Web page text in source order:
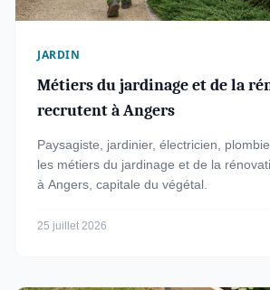
JARDIN
Métiers du jardinage et de la
recrutent à Angers
Paysagiste, jardinier, électricien,
les métiers du jardinage et de la
à Angers, capitale du végétal.
25 juillet 2026